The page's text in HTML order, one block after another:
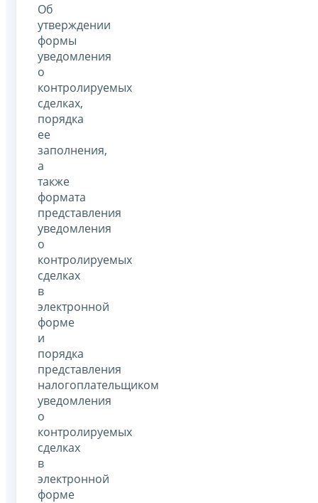
Об
утверждении
формы
уведомления
о
контролируемых
сделках,
порядка
ее
заполнения,
а
также
формата
представления
уведомления
о
контролируемых
сделках
в
электронной
форме
и
порядка
представления
налогоплательщиком
уведомления
о
контролируемых
сделках
в
электронной
форме